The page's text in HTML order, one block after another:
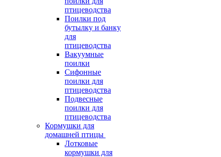
птицеводства
Поилки под
бутылку и банку
для
птицеводства
Вакуумные
поилки
Сифонные
поилки для
птицеводства
Подвесные
поилки для
птицеводства
Кормушки для
домашней птицы
Лотковые
кормушки для